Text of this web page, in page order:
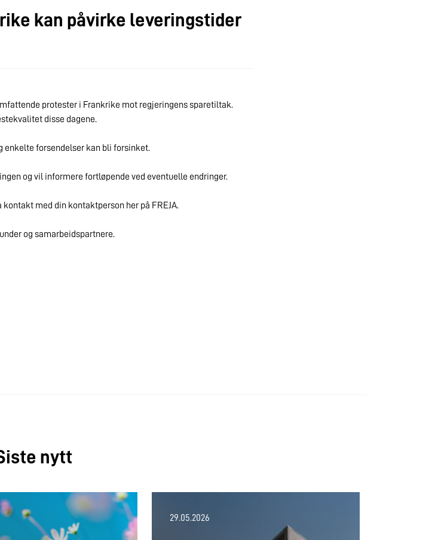
kan påvirke leveringstider
protester i Frankrike mot regjeringens sparetiltak.
disse dagene.
enkelte forsendelser kan bli forsinket.
og vil informere fortløpende ved eventuelle endringer.
med din kontaktperson her på FREJA.
og samarbeidspartnere.
nytt
29.05.2026